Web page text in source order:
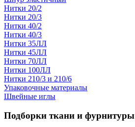
Нитки 20/2
Нитки 20/3
Нитки 40/2
Нитки 40/3
Нитки 35ЛЛ
Нитки 45ЛЛ
Нитки 70ЛЛ
Нитки 100ЛЛ
Нитки 210/3 и 210/6
Упаковочные материалы
Швейные иглы
Подборки ткани и фурнитуры